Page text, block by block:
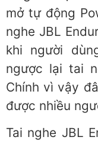
mở tự động
nghe JBL
khi người
ngược lại tai
Chính vì vậy
được nhiều
Tai nghe JBL